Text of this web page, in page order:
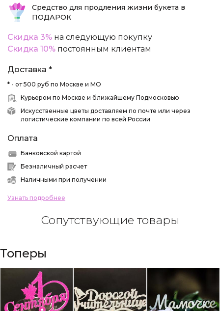
Средство для продления жизни букета в
ПОДАРОК
Скидка 3% на следующую покупку
Скидка 10% постоянным клиентам
Доставка *
* - от 500 руб по Москве и МО
Курьером по Москве и ближайшему Подмосковью
Искусственные цветы доставляем по почте или через
логистические компании по всей России
Оплата
Банковской картой
Безналичный расчет
Наличными при получении
Узнать подробнее
Сопутствующие товары
Топеры